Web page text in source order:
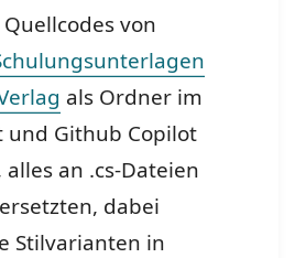
von
als Ordner im
und Github Copilot
an .cs-Dateien
dabei
Stilvarianten in